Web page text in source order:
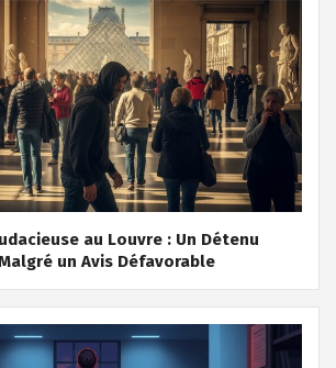
au Louvre : Un Détenu
un Avis Défavorable